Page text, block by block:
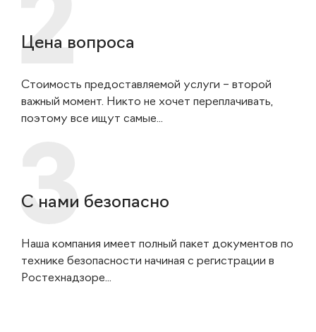
Цена вопроса
Стоимость предоставляемой услуги – второй
важный момент. Никто не хочет переплачивать,
поэтому все ищут самые...
С нами безопасно
Наша компания имеет полный пакет документов по
технике безопасности начиная с регистрации в
Ростехнадзоре...